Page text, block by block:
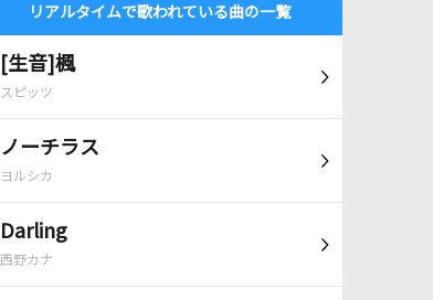
リアルタイムで歌われている曲の一覧
[生音]楓
スピッツ
ノーチラス
ヨルシカ
Darling
西野カナ